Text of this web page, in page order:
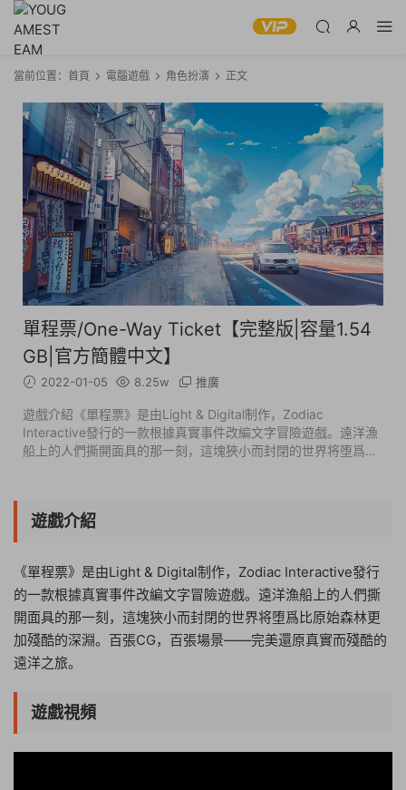
當前位置： 首頁 電腦遊戲 角色扮演 正文
單程票/One-Way Ticket【完整版|容量1.54
GB|官方簡體中文】
2022-01-05 8.25w 推廣
遊戲介紹《單程票》是由Light & Digital制作，Zodiac
Interactive發行的一款根據真實事件改編文字冒險遊戲。遠洋漁
船上的人們撕開面具的那一刻，這塊狹小而封閉的世界将堕爲比
遊戲介紹
《單程票》是由Light & Digital制作，Zodiac Interactive發行
的一款根據真實事件改編文字冒險遊戲。遠洋漁船上的人們撕
開面具的那一刻，這塊狹小而封閉的世界将堕爲比原始森林更
加殘酷的深淵。百張CG，百張場景——完美還原真實而殘酷的
遠洋之旅。
遊戲視頻